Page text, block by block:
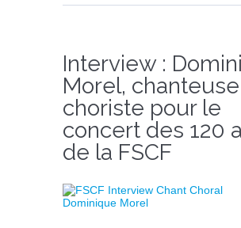
Interview :
Morel, chanteuse
choriste pour le
concert des 120
de la FSCF